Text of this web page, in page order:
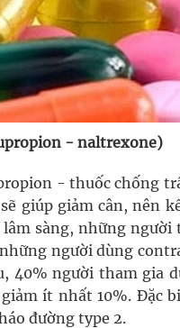
- naltrexone)
- thuốc chống
giúp giảm cân, nên
sàng, những người
người dùng
40% người tham gia
ít nhất 10%. Đặc
đường type 2.